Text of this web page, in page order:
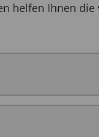
helfen Ihnen die